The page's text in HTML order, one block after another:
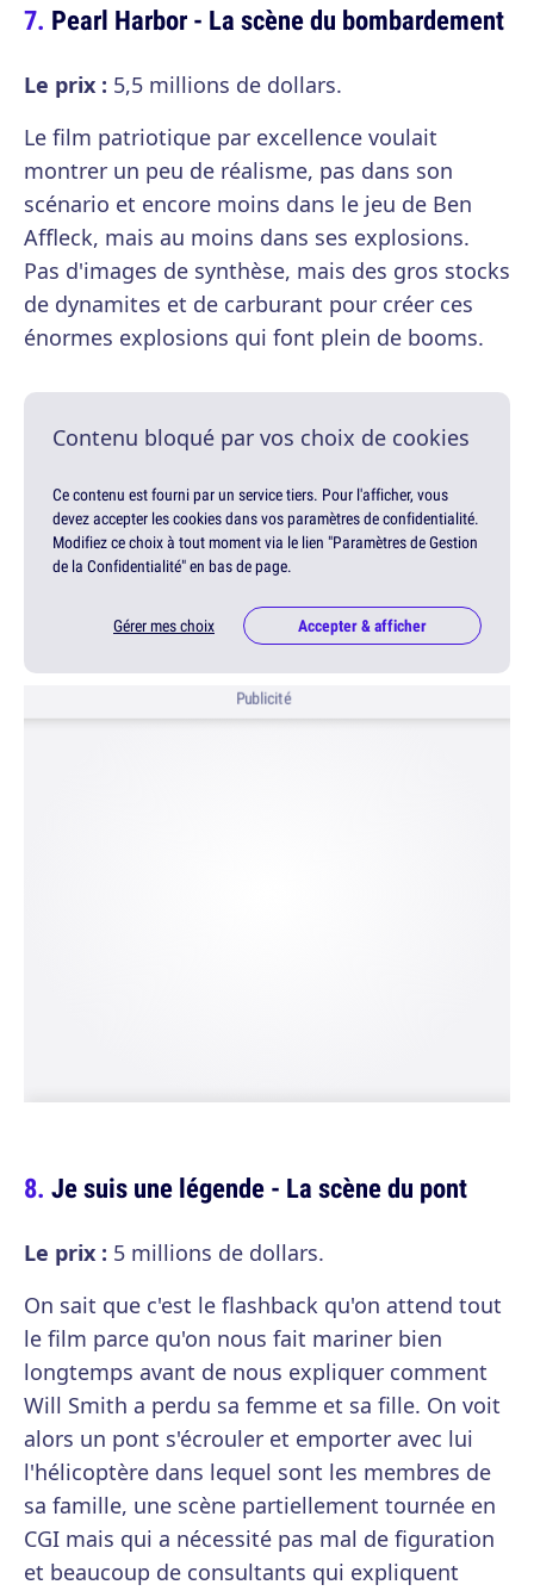
Pearl Harbor - La scène du bombardement
Le prix : 5,5 millions de dollars.
Le film patriotique par excellence voulait
montrer un peu de réalisme, pas dans son
scénario et encore moins dans le jeu de Ben
Affleck, mais au moins dans ses explosions.
Pas d'images de synthèse, mais des gros stocks
de dynamites et de carburant pour créer ces
énormes explosions qui font plein de booms.
Contenu bloqué par vos choix de cookies
Ce contenu est fourni par un service tiers. Pour l'afficher, vous
devez accepter les cookies dans vos paramètres de confidentialité.
Modifiez ce choix à tout moment via le lien "Paramètres de Gestion
de la Confidentialité" en bas de page.
Gérer mes choix Accepter & afficher
Publicité
Je suis une légende - La scène du pont
Le prix : 5 millions de dollars.
On sait que c'est le flashback qu'on attend tout
le film parce qu'on nous fait mariner bien
longtemps avant de nous expliquer comment
Will Smith a perdu sa femme et sa fille. On voit
alors un pont s'écrouler et emporter avec lui
l'hélicoptère dans lequel sont les membres de
sa famille, une scène partiellement tournée en
CGI mais qui a nécessité pas mal de figuration
et beaucoup de consultants qui expliquent